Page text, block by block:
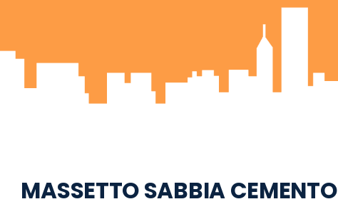
MASSETTO SABBIA CEMENTO